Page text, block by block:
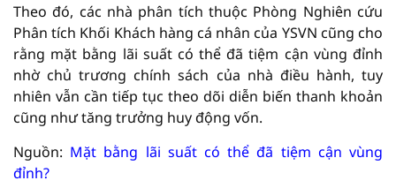
Theo đó, các nhà phân tích thuộc Phòng Nghiên cứu
Phân tích Khối Khách hàng cá nhân của YSVN cũng cho
rằng mặt bằng lãi suất có thể đã tiệm cận vùng đỉnh
nhờ chủ trương chính sách của nhà điều hành, tuy
nhiên vẫn cần tiếp tục theo dõi diễn biến thanh khoản
cũng như tăng trưởng huy động vốn.
Nguồn: Mặt bằng lãi suất có thể đã tiệm cận vùng
đỉnh?